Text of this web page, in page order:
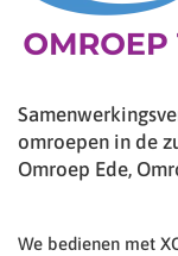
omroepen in de
Omroep Ede,
We bedienen met